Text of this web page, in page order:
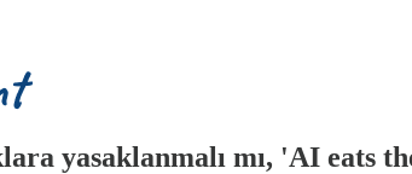
yasaklanmalı mı, 'AI eats